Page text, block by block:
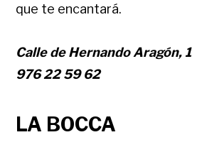
que te encantará.
Calle de Hernando Aragón, 1
976 22 59 62
LA BOCCA